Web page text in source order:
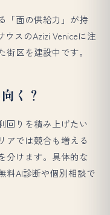
「面の供給力」が持
ウスのAzizi Veniceに注
区を建設中です。
く？
回りを積み上げたい
アでは競合も増える
分けます。具体的な
料AI診断や個別相談で